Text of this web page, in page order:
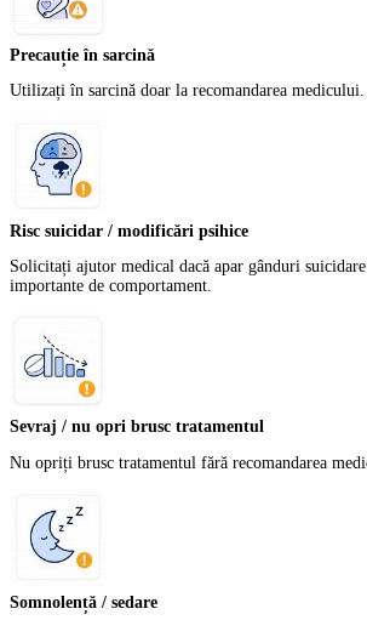
Precauție în sarcină
Utilizați în sarcină doar la recomandarea medicului.
Risc suicidar / modificări psihice
Solicitați ajutor medical dacă apar gânduri
importante de comportament.
Sevraj / nu opri brusc tratamentul
Nu opriți brusc tratamentul fără recomandarea
Somnolență / sedare